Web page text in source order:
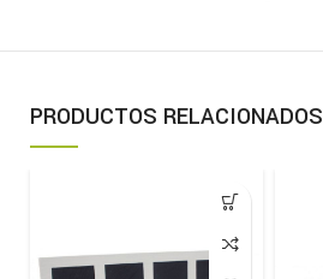
PRODUCTOS RELACIONADOS